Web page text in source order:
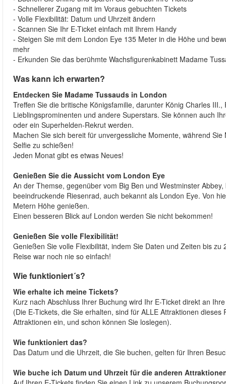
- Schnellerer Zugang mit im Voraus gebuchten Tickets
- Volle Flexibilität: Datum und Uhrzeit ändern
- Scannen Sie Ihr E-Ticket einfach mit Ihrem Handy
- Steigen Sie mit dem London Eye 135 Meter in die Höhe und
mehr
- Erkunden Sie das berühmte Wachsfigurenkabinett Madame
Was kann ich erwarten?
Entdecken Sie Madame Tussauds in London
Treffen Sie die britische Königsfamilie, darunter König Charles
Lieblingsprominenten und andere Superstars. Sie können auch
oder ein Superhelden-Rekrut werden.
Machen Sie sich bereit für unvergessliche Momente, während
Selfie zu schießen!
Jeden Monat gibt es etwas Neues!
Genießen Sie die Aussicht vom London Eye
An der Themse, gegenüber vom Big Ben und Westminster
beeindruckende Riesenrad, auch bekannt als London Eye. Von
Metern Höhe genießen.
Einen besseren Blick auf London werden Sie nicht bekommen!
Genießen Sie volle Flexibilität!
Genießen Sie volle Flexibilität, indem Sie Daten und Zeiten bis
Reise war noch nie so einfach!
Wie funktioniert´s?
Wie erhalte ich meine Tickets?
Kurz nach Abschluss Ihrer Buchung wird Ihr E-Ticket direkt an
(Die E-Tickets, die Sie erhalten, sind für ALLE Attraktionen
Attraktionen ein, und schon können Sie loslegen).
Wie funktioniert das?
Das Datum und die Uhrzeit, die Sie buchen, gelten für Ihren
Wie buche ich Datum und Uhrzeit für die anderen